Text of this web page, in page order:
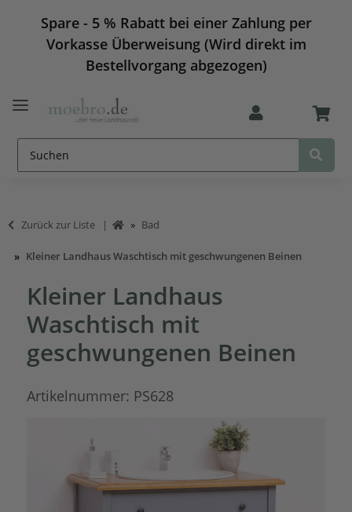
Spare - 5 % Rabatt bei einer Zahlung per
Vorkasse Überweisung (Wird direkt im
Bestellvorgang abgezogen)
Zurück zur Liste Bad
Kleiner Landhaus Waschtisch mit geschwungenen Beinen
Kleiner Landhaus
Waschtisch mit
geschwungenen Beinen
Artikelnummer: PS628